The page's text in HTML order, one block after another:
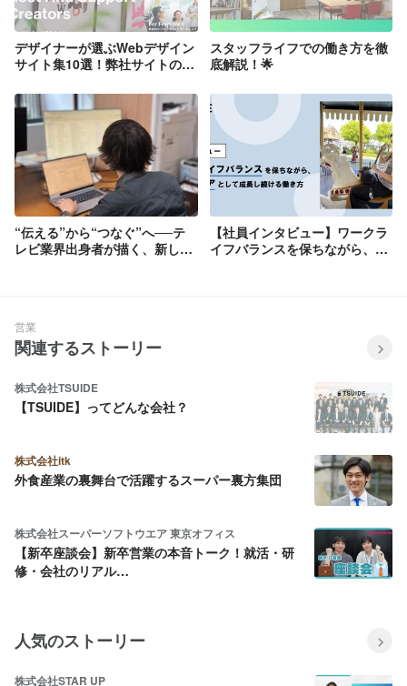
デザイナーが選ぶWebデザイン
サイト集10選！弊社サイトのア
スタッフライフでの働き方を徹
底解説！🌟
“伝える”から“つなぐ”へ──テ
レビ業界出身者が描く、新しい
【社員インタビュー】ワークラ
イフバランスを保ちながら、エ
営業
関連するストーリー
株式会社TSUIDE
【TSUIDE】ってどんな会社？
株式会社itk
外食産業の裏舞台で活躍するスーパー裏方集団
株式会社スーパーソフトウエア 東京オフィス
【新卒座談会】新卒営業の本音トーク！就活・研
修・会社のリアル…
人気のストーリー
株式会社STAR UP